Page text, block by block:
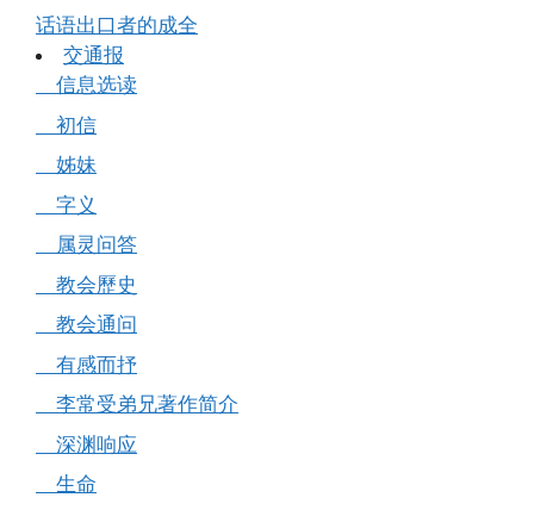
话语出口者的成全
交通报
信息选读
初信
姊妹
字义
属灵问答
教会歷史
教会通问
有感而抒
李常受弟兄著作简介
深渊响应
生命